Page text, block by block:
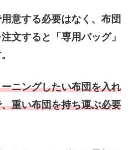
意する必要はなく、布団
文すると「専用バッグ」
ニングしたい布団を入れ
重い布団を持ち運ぶ必要